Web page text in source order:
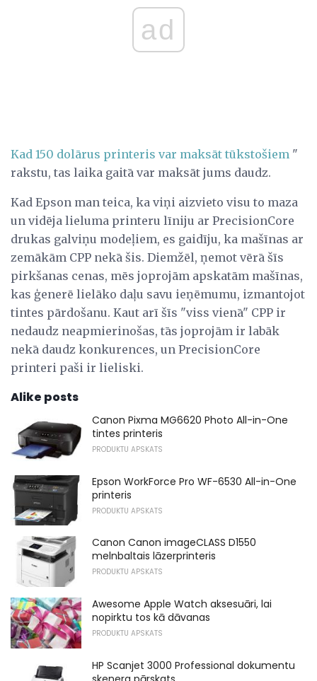
ad
Kad 150 dolārus printeris var maksāt tūkstošiem "
rakstu, tas laika gaitā var maksāt jums daudz.
Kad Epson man teica, ka viņi aizvieto visu to maza
un vidēja lieluma printeru līniju ar PrecisionCore
drukas galviņu modeļiem, es gaidīju, ka mašīnas ar
zemākām CPP nekā šis. Diemžēl, ņemot vērā šīs
pirkšanas cenas, mēs joprojām apskatām mašīnas,
kas ģenerē lielāko daļu savu ieņēmumu, izmantojot
tintes pārdošanu. Kaut arī šīs "viss vienā" CPP ir
nedaudz neapmierinošas, tās joprojām ir labāk
nekā daudz konkurences, un PrecisionCore
printeri paši ir lieliski.
Alike posts
Canon Pixma MG6620 Photo All-in-One
tintes printeris
PRODUKTU APSKATS
Epson WorkForce Pro WF-6530 All-in-One
printeris
PRODUKTU APSKATS
Canon Canon imageCLASS D1550
melnbaltais lāzerprinteris
PRODUKTU APSKATS
Awesome Apple Watch aksesuāri, lai
nopirktu tos kā dāvanas
PRODUKTU APSKATS
HP Scanjet 3000 Professional dokumentu